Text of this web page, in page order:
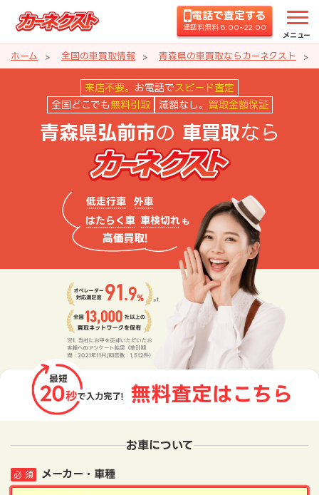
電話で査定する
通話料無料 8:00~22:00
メニュー
ホーム 全国の車買取情報 青森県の車買取ならカーネクスト
青森県弘前市の車買取ならカー
来店不要。 お電話で スピード査定
全国どこでも 無料引取 減額なし。 買取金額保証
青森県弘前市の 車買取なら
お車について
メーカー・車種
必 須